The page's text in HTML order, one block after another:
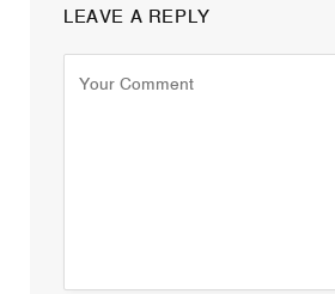
LEAVE A REPLY